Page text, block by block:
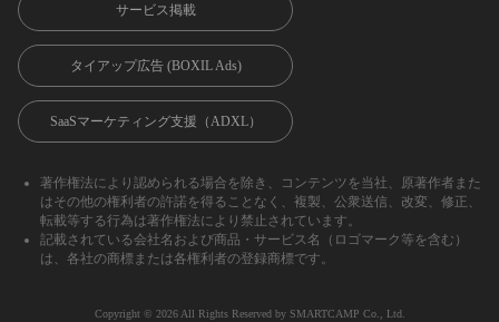
サービス掲載
タイアップ広告 (BOXIL Ads)
SaaSマーケティング支援（ADXL）
著作権法により認められる場合を除き、コンテンツを当社、原著作者また
はその他の権利者の許諾を得ることなく、複製、公衆送信、改変、修正、
転載等する行為は著作権法により禁止されています。
記載されている会社名および商品・サービス名（ロゴマーク等を含む）
は、各社の商標または各権利者の登録商標です。
Copyright ©︎ 2026 All Rights Reserved by SMARTCAMP Co., Ltd.